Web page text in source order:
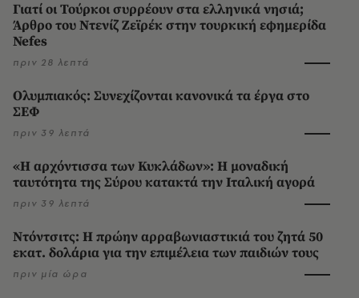
Γιατί οι Τούρκοι συρρέουν στα ελληνικά νησιά;
Άρθρο του Ντενίζ Ζεϊρέκ στην τουρκική εφημερίδα
Nefes
πριν 28 λεπτά
Ολυμπιακός: Συνεχίζονται κανονικά τα έργα στο
ΣΕΦ
πριν 39 λεπτά
«Η αρχόντισσα των Κυκλάδων»: Η μοναδική
ταυτότητα της Σύρου κατακτά την Ιταλική αγορά
πριν 39 λεπτά
Ντόντσιτς: Η πρώην αρραβωνιαστικιά του ζητά 50
εκατ. δολάρια για την επιμέλεια των παιδιών τους
πριν μία ώρα